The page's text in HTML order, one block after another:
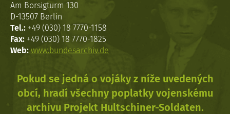
Am Borsigturm 130
D-13507 Berlin
Tel.: +49 (030) 18 7770-1158
Fax: +49 (030) 18 7770-1825
Web: www.bundesarchiv.de
Pokud se jedná o vojáky z níže uvedených
obcí, hradí všechny poplatky vojenskému
archivu Projekt Hultschiner-Soldaten.